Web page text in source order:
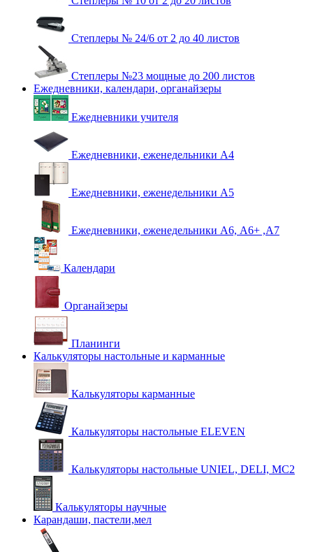
Степлеры № 24/6 от 2 до 40 листов
Степлеры №23 мощные до 200 листов
Ежедневники, календари, органайзеры
Ежедневники учителя
Ежедневники, еженедельники А4
Ежедневники, еженедельники А5
Ежедневники, еженедельники А6, А6+ ,А7
Календари
Органайзеры
Планинги
Калькуляторы настольные и карманные
Калькуляторы карманные
Калькуляторы настольные ELEVEN
Калькуляторы настольные UNIEL, DELI, MC2
Калькуляторы научные
Карандаши, пастели,мел